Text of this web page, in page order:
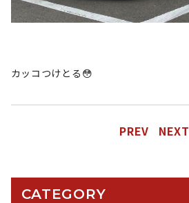
カッコつけとる😳
PREV NEXT
CATEGORY